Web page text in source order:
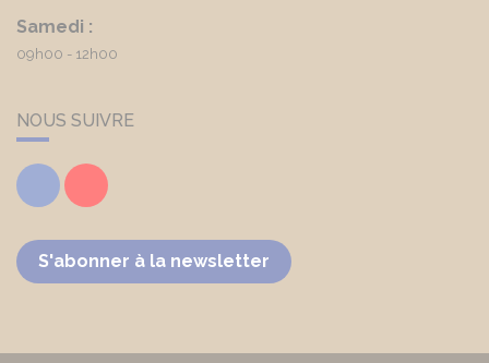
Samedi :
09h00 - 12h00
NOUS SUIVRE
FacebookYoutube
S'abonner à la newsletter